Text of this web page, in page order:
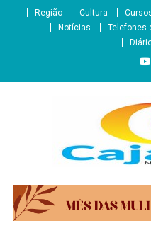
Região Cultura
Notícias
Telefones